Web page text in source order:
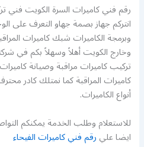
رقم فني كاميرات السرة الكويت فني
انتركم جهاز بصمة جهاو التعرف على
وبرمجة الكاميرات شبك كاميرات
وخارج الكويت أهلاً وسهلاً بكم في
تركيب كاميرات مراقبة وصيانة
كاميرات المراقبة كما نمتلك كادر
أنواع الكاميرات.
للاستعلام وطلب الخدمة يمكنكم
ايضا عليرقم فني كاميرات الفيحاء